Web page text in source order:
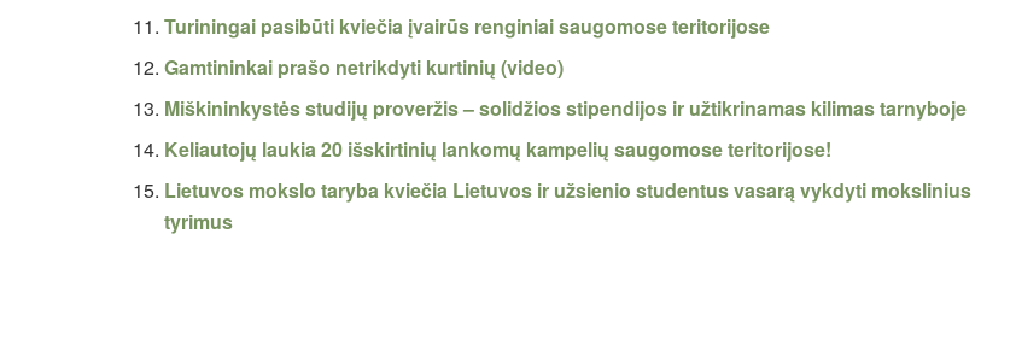
Turiningai pasibūti kviečia įvairūs renginiai saugomose teritorijose
Gamtininkai prašo netrikdyti kurtinių (video)
Miškininkystės studijų proveržis – solidžios stipendijos ir užtikrinamas kilimas tarnyboje
Keliautojų laukia 20 išskirtinių lankomų kampelių saugomose teritorijose!
Lietuvos mokslo taryba kviečia Lietuvos ir užsienio studentus vasarą vykdyti mokslinius
tyrimus